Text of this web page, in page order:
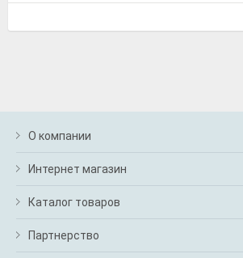
О компании
Интернет магазин
Каталог товаров
Партнерство